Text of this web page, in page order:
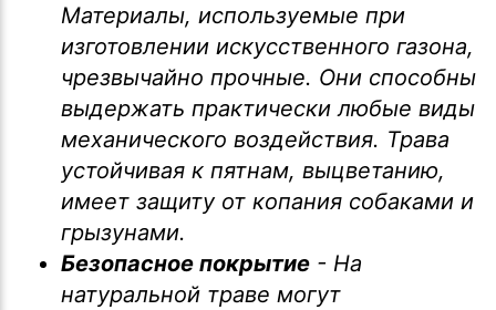
Материалы, используемые при
изготовлении искусственного газона,
чрезвычайно прочные. Они способны
выдержать практически любые виды
механического воздействия. Трава
устойчивая к пятнам, выцветанию,
имеет защиту от копания собаками и
грызунами.
Безопасное покрытие - На
натуральной траве могут